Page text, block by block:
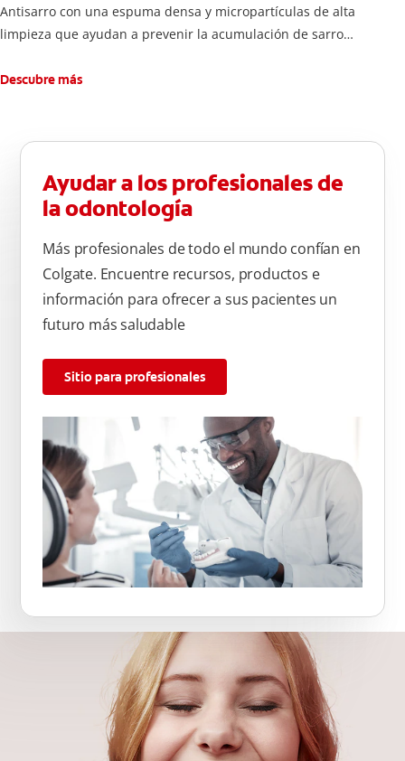
Antisarro con una espuma densa y micropartículas de alta
limpieza que ayudan a prevenir la acumulación de sarro
Descubre más
Ayudar a los profesionales de
la odontología
Más profesionales de todo el mundo confían en
Colgate. Encuentre recursos, productos e
información para ofrecer a sus pacientes un
futuro más saludable
Sitio para profesionales